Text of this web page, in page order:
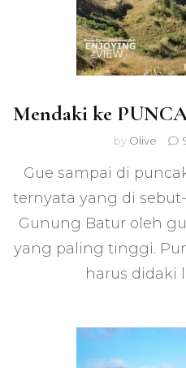
Mendaki ke
by Olive
Gue sampai di
ternyata yang di
Gunung Batur oleh
yang paling tinggi.
harus didaki